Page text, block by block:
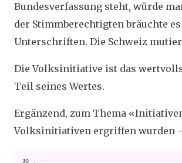
Bundesverfassung steht, würde
der Stimmberechtigten bräuchte
Unterschriften. Die Schweiz
Die Volksinitiative ist das
Teil seines Wertes.
Ergänzend, zum Thema
Volksinitiativen ergriffen wurden